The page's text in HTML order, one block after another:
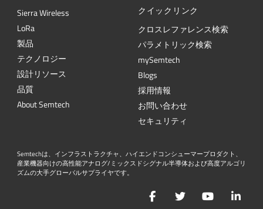
Sierra Wireless
LoRa
製品
テクノロジー
設計リソース
品質
About Semtech
クイックリンク
クロスレファレンス検索
パラメトリック検索
mySemtech
Blogs
採用情報
お問い合わせ
セキュリティ
Semtechは、インフラストラクチャ、ハイエンドコンシューマープロダクト、
産業機器向けの高性能アナログ/ミックスドシグナル半導体および高度アルゴリ
ズムの大手グローバルサプライヤです。
FacebookTwitterYouTube